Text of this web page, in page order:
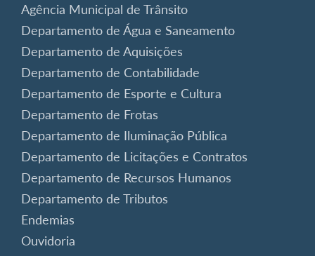
Agência Municipal de Trânsito
Departamento de Água e Saneamento
Departamento de Aquisições
Departamento de Contabilidade
Departamento de Esporte e Cultura
Departamento de Frotas
Departamento de Iluminação Pública
Departamento de Licitações e Contratos
Departamento de Recursos Humanos
Departamento de Tributos
Endemias
Ouvidoria